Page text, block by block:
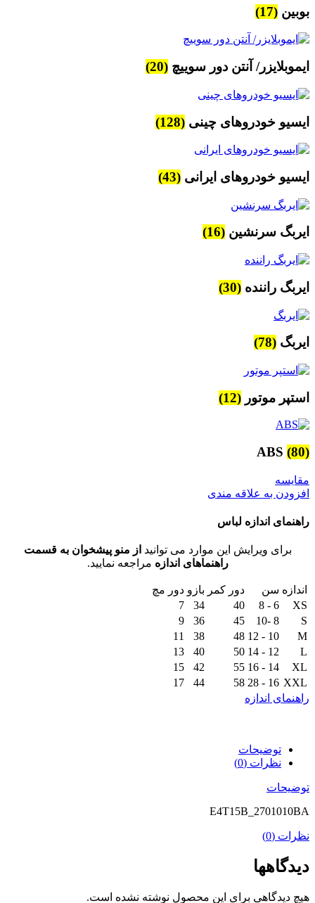
بوبین (17)
ایموبلایزر/ آنتن دور سوییچ (20)
ایسیو خودروهای چینی (128)
ایسیو خودروهای ایرانی (43)
ایربگ سرنشین (16)
ایربگ راننده (30)
ایربگ (78)
استپر موتور (12)
ABS (80)
مقایسه
افزودن به علاقه مندی
راهنمای اندازه لباس
برای ویرایش این موارد می توانید از منو پیشخوان به قسمت
راهنماهای اندازه مراجعه نمایید.
اندازه سن دور کمر بازو دور مچ
XS
6 - 8
40
34
7
S
8 -10
45
36
9
M
10 - 12
48
38
11
L
12 - 14
50
40
13
XL
14 - 16
55
42
15
XXL
16 - 28
58
44
17
راهنمای اندازه
توضیحات
نظرات (0)
توضیحات
E4T15B_2701010BA
نظرات (0)
دیدگاهها
هیچ دیدگاهی برای این محصول نوشته نشده است.